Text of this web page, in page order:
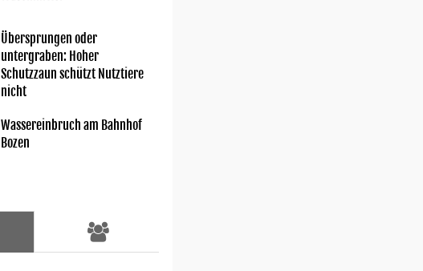
Übersprungen oder
untergraben: Hoher
Schutzzaun schützt Nutztiere
nicht
Wassereinbruch am Bahnhof
Bozen